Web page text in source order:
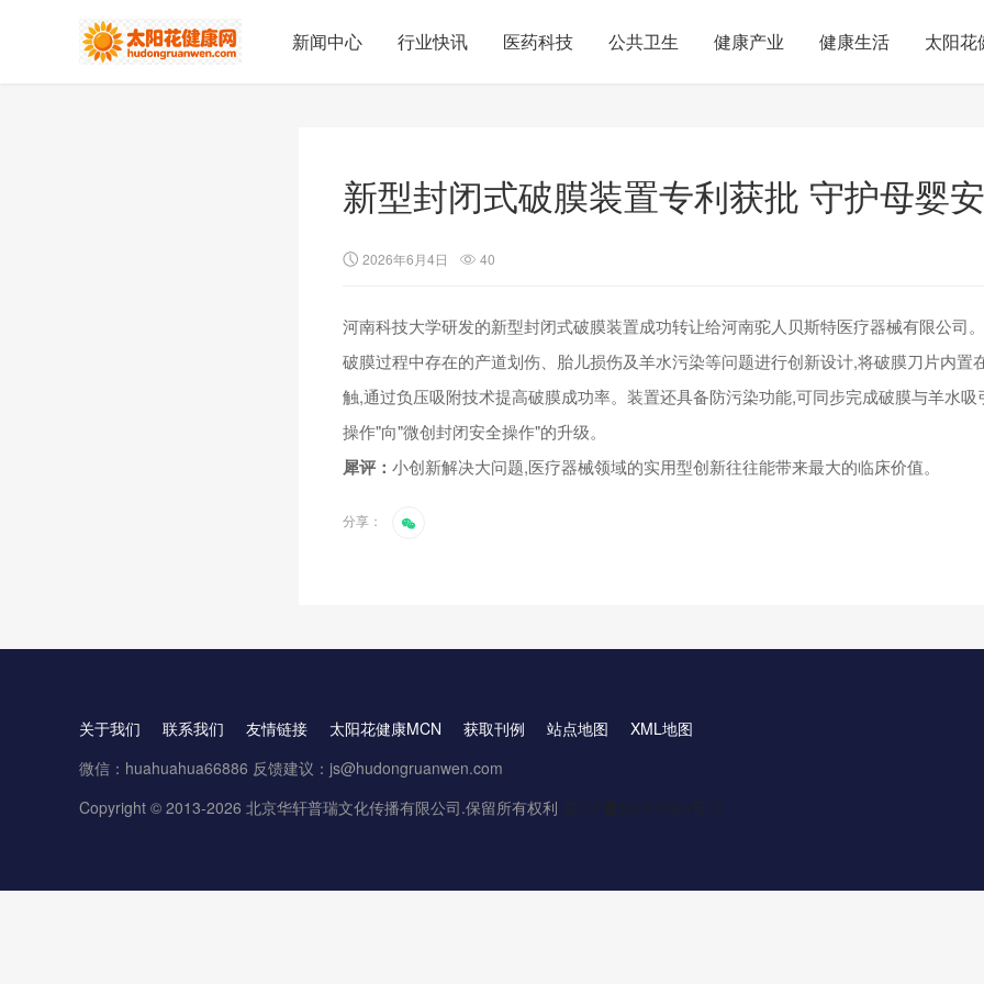
新闻中心 行业快讯 医药科技 公共卫生 健康产业 健康生活 太阳花
新型封闭式破膜装置专利获批 守护母婴
2026年6月4日 40
河南科技大学研发的新型封闭式破膜装置成功转让给河南驼人贝斯特医疗器械有限公司
破膜过程中存在的产道划伤、胎儿损伤及羊水污染等问题进行创新设计,将破膜刀片内置
触,通过负压吸附技术提高破膜成功率。装置还具备防污染功能,可同步完成破膜与羊水
操作"向"微创封闭安全操作"的升级。
犀评： 小创新解决大问题,医疗器械领域的实用型创新往往能带来最大的临床价值。
分享：
关于我们 联系我们 友情链接 太阳花健康MCN 获取刊例 站点地图
XML地图
微信：huahuahua66886 反馈建议：js@hudongruanwen.com
Copyright © 2013-2026 北京华轩普瑞文化传播有限公司.保留所有权利 京ICP备16061888号-3